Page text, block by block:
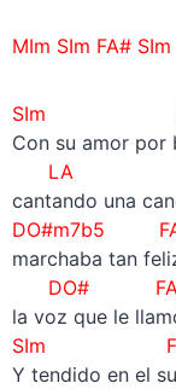
MIm SIm FA# SIm
SIm
Con su amor por
LA
cantando una
DO#m7b5
marchaba tan
DO# FA#/
la voz que le
SIm
Y tendido en el